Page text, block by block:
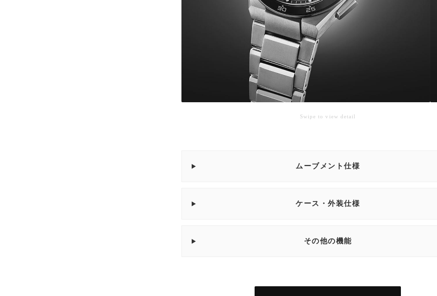
Swipe to view detail
ムーブメント仕様
ケース・外装仕様
その他の機能